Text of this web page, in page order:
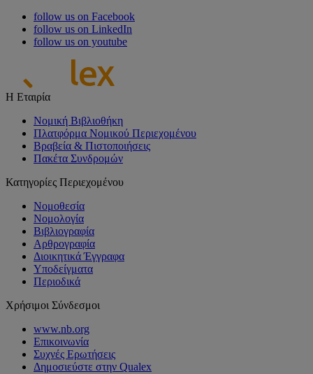
follow us on Facebook
follow us on LinkedIn
follow us on youtube
Η Εταιρία
Νομική Βιβλιοθήκη
Πλατφόρμα Νομικού Περιεχομένου
Βραβεία & Πιστοποιήσεις
Πακέτα Συνδρομών
Κατηγορίες Περιεχομένου
Νομοθεσία
Νομολογία
Βιβλιογραφία
Αρθρογραφία
Διοικητικά Έγγραφα
Υποδείγματα
Περιοδικά
Χρήσιμοι Σύνδεσμοι
www.nb.org
Επικοινωνία
Συχνές Ερωτήσεις
Δημοσιεύστε στην Qualex